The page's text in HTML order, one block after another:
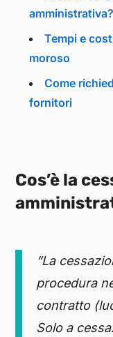
amministrativa?
Tempi e
moroso
Come
fornitori
Cos’è la
“La
procedura
contratto
Solo a